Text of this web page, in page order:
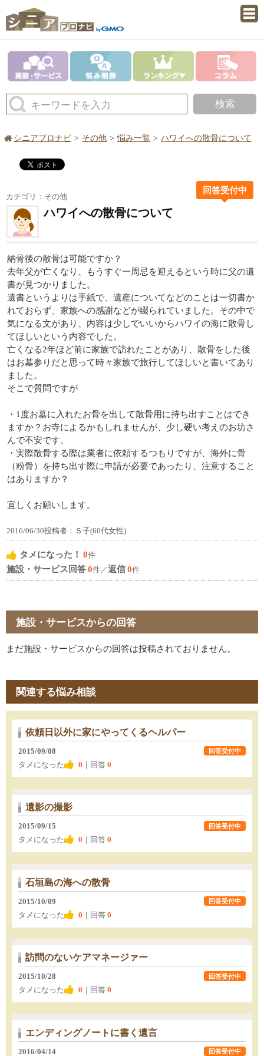
キーワードを入力 検索
シニアプロナビ その他 悩み一覧 ハワイへの散骨について
カテゴリ：その他
回答受付中
ハワイへの散骨について
納骨後の散骨は可能ですか？
去年父が亡くなり、もうすぐ一周忌を迎えるという時に父の遺
書が見つかりました。
遺書というよりは手紙で、遺産についてなどのことは一切書か
れておらず、家族への感謝などが綴られていました。その中で
気になる文があり、内容は少しでいいからハワイの海に散骨し
てほしいという内容でした。
亡くなる2年ほど前に家族で訪れたことがあり、散骨をした後
はお墓参りだと思って時々家族で旅行してほしいと書いてあり
ました。
そこで質問ですが
・1度お墓に入れたお骨を出して散骨用に持ち出すことはでき
ますか？お寺によるかもしれませんが、少し硬い考えのお坊さ
んで不安です。
・実際散骨する際は業者に依頼するつもりですが、海外に骨
（粉骨）を持ち出す際に申請が必要であったり、注意すること
はありますか？
宜しくお願いします。
2016/06/30投稿者：Ｓ子(60代女性)
タメになった！ 0件
施設・サービス回答0件／返信0件
施設・サービスからの回答
まだ施設・サービスからの回答は投稿されておりません。
関連する悩み相談
依頼日以外に家にやってくるヘルパー
2015/09/08
タメになった
0 ｜回答 0
回答受付中
遺影の撮影
2015/09/15
タメになった
0 ｜回答 0
回答受付中
石垣島の海への散骨
2015/10/09
タメになった
0 ｜回答 0
回答受付中
訪問のないケアマネージァー
2015/10/28
タメになった
0 ｜回答 0
回答受付中
エンディングノートに書く遺言
2016/04/14 回答受付中